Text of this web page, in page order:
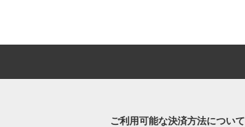
ご利用可能な決済方法について